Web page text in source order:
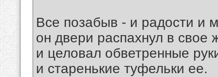
Все позабыв - и радости и
он двери распахнул в свое
и целовал обветренные
и старенькие туфельки ее.